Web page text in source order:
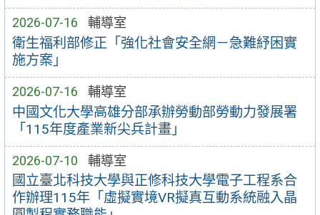
2026-07-16 輔導室
衛生福利部修正「強化社會安全網－急難紓困實
施方案」
2026-07-16 輔導室
中國文化大學高雄分部承辦勞動部勞動力發展署
「115年度產業新尖兵計畫」
2026-07-10 輔導室
國立臺北科技大學與正修科技大學電子工程系合
作辦理115年「虛擬實境VR擬真互動系統融入晶